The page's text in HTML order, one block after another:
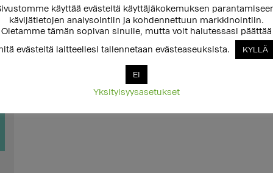
käyttää evästeitä käyttäjäkokemuksen
kävijätietojen analysointiin ja kohdennettuun markkinointiin.
Oletamme tämän sopivan sinulle, mutta voit halutessasi päättää
evästeitä laitteellesi tallennetaan evästeaseuksista.
KYLLÄ
EI
Yksityisyysasetukset